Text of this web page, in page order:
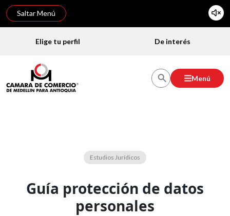
Saltar Menú
Elige tu perfil De interés
Menú
Estudios Jurídicos
Guía protección de datos
personales